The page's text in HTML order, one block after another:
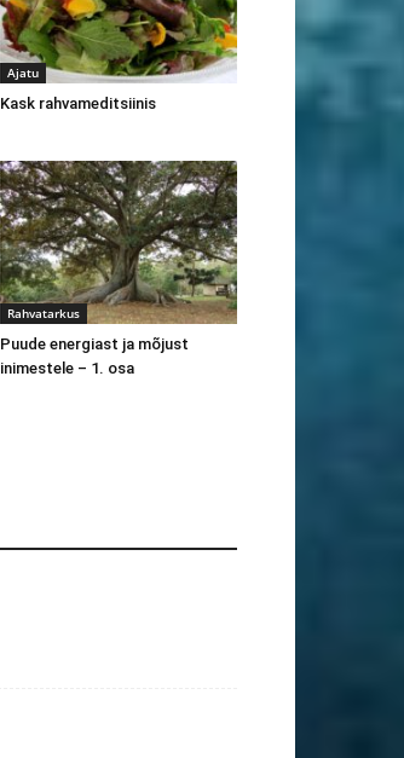
Ajatu
Kask rahvameditsiinis
Rahvatarkus
Puude energiast ja mõjust
inimestele – 1. osa